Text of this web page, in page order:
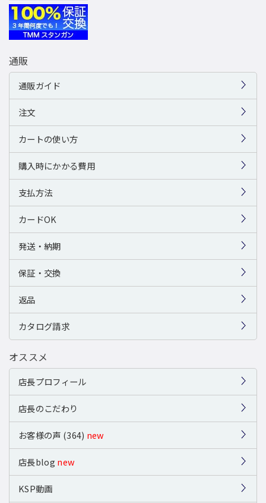
通販
通販ガイド
注文
カートの使い方
購入時にかかる費用
支払方法
カードOK
発送・納期
保証・交換
返品
カタログ請求
オススメ
店長プロフィール
店長のこだわり
お客様の声 (364) new
店長blog new
KSP動画